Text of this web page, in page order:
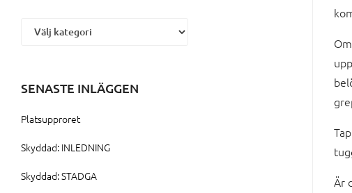
Är
SENASTE INLÄGGEN
Platsupproret
Skyddad: INLEDNING
Skyddad: STADGA